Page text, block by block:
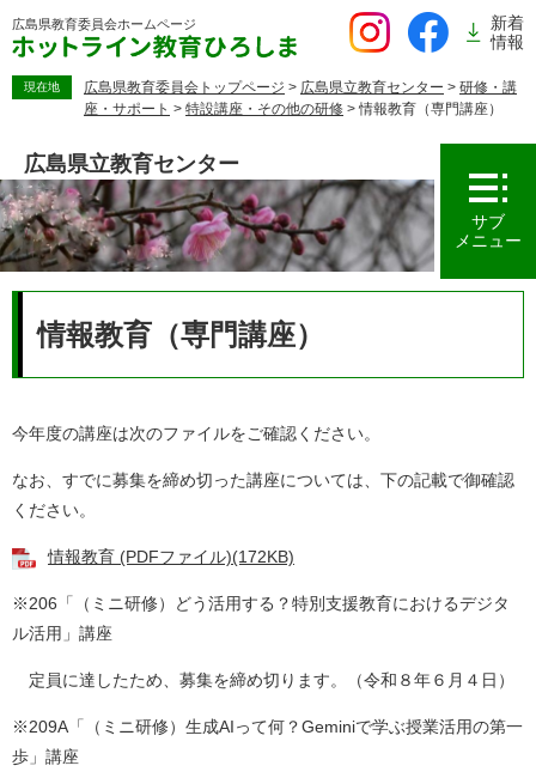
ー
す。
広島県教育委員会ホームページ
新着
情報
現在地 広島県教育委員会トップページ > 広島県立教育センター > 研修・講
座・サポート > 特設講座・その他の研修 >情報教育（専門講座）
広島県立教育センター
サブ
メニュー
情報教育（専門講座）
今年度の講座は次のファイルをご確認ください。
なお、すでに募集を締め切った講座については、下の記載で御確認
ください。
情報教育 (PDFファイル)(172KB)
※206「（ミニ研修）どう活用する？特別支援教育におけるデジタ
ル活用」講座
定員に達したため、募集を締め切ります。（令和８年６月４日）
※209A「（ミニ研修）生成AIって何？Geminiで学ぶ授業活用の第一
歩」講座